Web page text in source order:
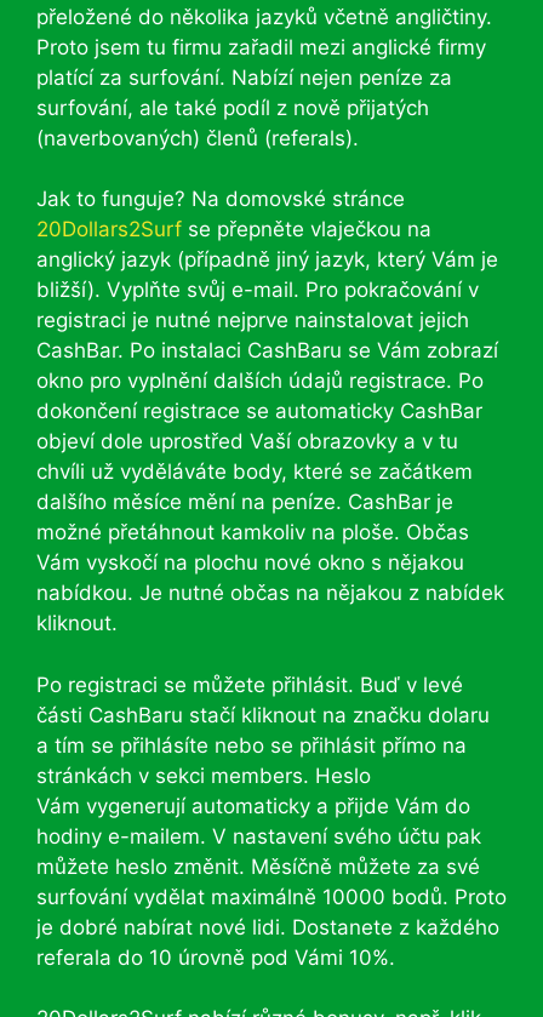
přeložené do několika jazyků včetně angličtiny.
Proto jsem tu firmu zařadil mezi anglické firmy
platící za surfování. Nabízí nejen peníze za
surfování, ale také podíl z nově přijatých
(naverbovaných) členů (referals).
Jak to funguje? Na domovské stránce
20Dollars2Surf se přepněte vlaječkou na
anglický jazyk (případně jiný jazyk, který Vám je
bližší). Vyplňte svůj e-mail. Pro pokračování v
registraci je nutné nejprve nainstalovat jejich
CashBar. Po instalaci CashBaru se Vám zobrazí
okno pro vyplnění dalších údajů registrace. Po
dokončení registrace se automaticky CashBar
objeví dole uprostřed Vaší obrazovky a v tu
chvíli už vyděláváte body, které se začátkem
dalšího měsíce mění na peníze. CashBar je
možné přetáhnout kamkoliv na ploše. Občas
Vám vyskočí na plochu nové okno s nějakou
nabídkou. Je nutné občas na nějakou z nabídek
kliknout.
Po registraci se můžete přihlásit. Buď v levé
části CashBaru stačí kliknout na značku dolaru
a tím se přihlásíte nebo se přihlásit přímo na
stránkách v sekci members. Heslo
Vám vygenerují automaticky a přijde Vám do
hodiny e-mailem. V nastavení svého účtu pak
můžete heslo změnit. Měsíčně můžete za své
surfování vydělat maximálně 10000 bodů. Proto
je dobré nabírat nové lidi. Dostanete z každého
referala do 10 úrovně pod Vámi 10%.